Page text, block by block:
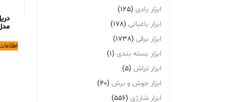
مدل
ابزار بادی (125)
ابزار باغبانی (178)
ابزار برقی (1738)
ابزار بسته بندی (1)
ابزار تراش (5)
ابزار جوش و برش (40)
ابزار شارژی (556)